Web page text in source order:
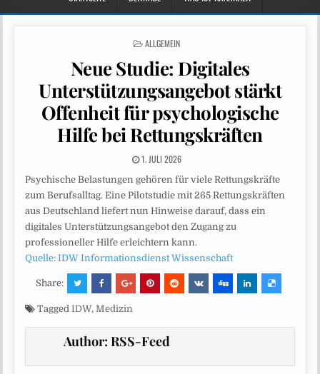
POSTED
ALLGEMEIN
Neue Studie: Digitales
Unterstützungsangebot stärkt
Offenheit für psychologische
Hilfe bei Rettungskräften
1. JULI 2026
Psychische Belastungen gehören für viele Rettungskräfte
zum Berufsalltag. Eine Pilotstudie mit 265 Rettungskräften
aus Deutschland liefert nun Hinweise darauf, dass ein
digitales Unterstützungsangebot den Zugang zu
professioneller Hilfe erleichtern kann.
Quelle: IDW Informationsdienst Wissenschaft
Share:
TaggedIDW,Medizin
Author:RSS-Feed